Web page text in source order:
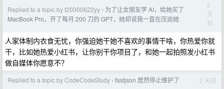
Replied to a topic by t20000622yy › 为了让女朋友学 AI，给她买了
MacBook Pro，开了每月 200 刀的 GPT，她却说我一直在压迫她
2
天
前
人家体制内衣食无忧，你强迫她干她不喜欢的事情干啥，你热爱你就
干，比如她热爱小红书，让你别干你项目了，和她一起拍照发小红书
做自媒体你愿意不？
Replied to a topic by CodeCodeStudy › fastjson 居然停止维护了 2 天前